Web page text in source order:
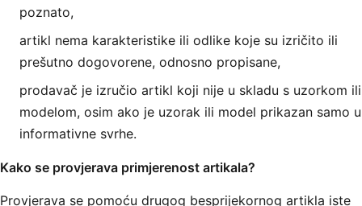
poznato,
artikl nema karakteristike ili odlike koje su izričito ili
prešutno dogovorene, odnosno propisane,
prodavač je izručio artikl koji nije u skladu s uzorkom ili
modelom, osim ako je uzorak ili model prikazan samo u
informativne svrhe.
Kako se provjerava primjerenost artikala?
Provjerava se pomoću drugog besprijekornog artikla iste